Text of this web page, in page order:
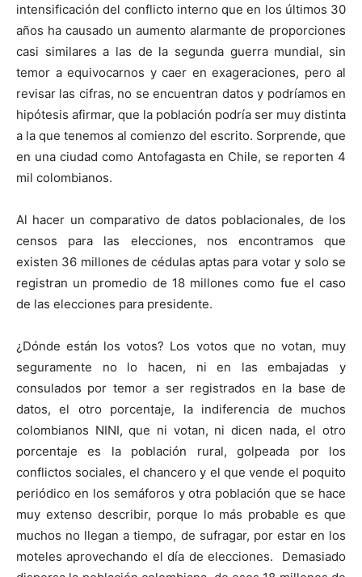
intensificación del conflicto interno que en los últimos 30
años ha causado un aumento alarmante de proporciones
casi similares a las de la segunda guerra mundial, sin
temor a equivocarnos y caer en exageraciones, pero al
revisar las cifras, no se encuentran datos y podríamos en
hipótesis afirmar, que la población podría ser muy distinta
a la que tenemos al comienzo del escrito. Sorprende, que
en una ciudad como Antofagasta en Chile, se reporten 4
mil colombianos.
Al hacer un comparativo de datos poblacionales, de los
censos para las elecciones, nos encontramos que
existen 36 millones de cédulas aptas para votar y solo se
registran un promedio de 18 millones como fue el caso
de las elecciones para presidente.
¿Dónde están los votos? Los votos que no votan, muy
seguramente no lo hacen, ni en las embajadas y
consulados por temor a ser registrados en la base de
datos, el otro porcentaje, la indiferencia de muchos
colombianos NINI, que ni votan, ni dicen nada, el otro
porcentaje es la población rural, golpeada por los
conflictos sociales, el chancero y el que vende el poquito
periódico en los semáforos y otra población que se hace
muy extenso describir, porque lo más probable es que
muchos no llegan a tiempo, de sufragar, por estar en los
moteles aprovechando el día de elecciones. Demasiado